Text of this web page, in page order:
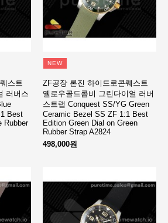
스트
러버스
Best
Rubber
NEW
ZF공장 론진 하이드로콘퀘스트
옐로우골드콤비 그린다이얼 러버
스트랩 Conquest SS/YG Green
Ceramic Bezel SS ZF 1:1 Best
Edition Green Dial on Green
Rubber Strap A2824
498,000원